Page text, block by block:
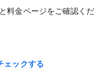
料金ページをご確認くだ
ェックする